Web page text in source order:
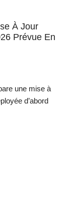
À Jour
Prévue En
une mise à
d’abord